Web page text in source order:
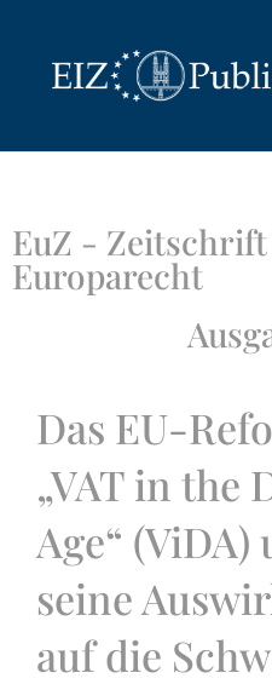
EuZ -
Europarecht
Das EU-
„VAT in the
Age“ (ViDA)
seine
auf die